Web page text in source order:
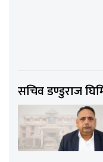
सचिव डण्डुराज